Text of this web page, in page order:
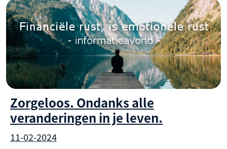
Zorgeloos. Ondanks alle
veranderingen in je leven.
11-02-2024